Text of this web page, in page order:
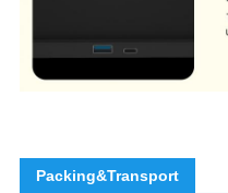
Packing&Transport